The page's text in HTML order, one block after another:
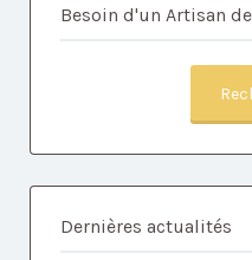
Besoin d'un Artisan
Dernières actualités